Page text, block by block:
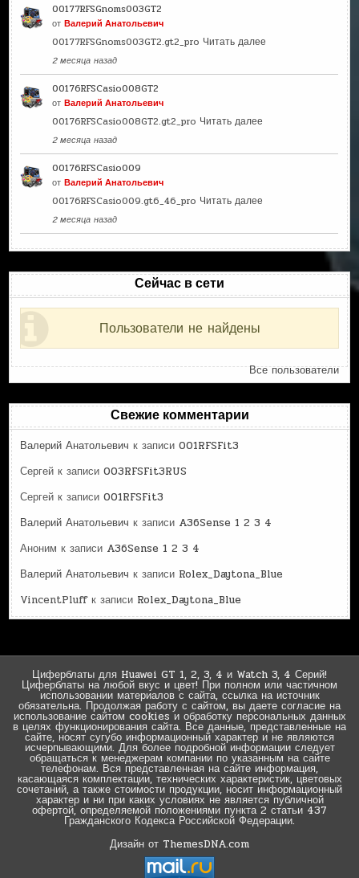
00177RFSGnoms003GT2
отВалерий Анатольевич
00177RFSGnoms003GT2.gt2_pro Читать далее
2 месяца назад
00176RFSCasio008GT2
отВалерий Анатольевич
00176RFSCasio008GT2.gt2_pro Читать далее
2 месяца назад
00176RFSCasio009
отВалерий Анатольевич
00176RFSCasio009.gt6_46_pro Читать далее
2 месяца назад
Сейчас в сети
Пользователи не найдены
Все пользователи
Свежие комментарии
Валерий Анатольевич к записи001RFSFit3
Сергей к записи003RFSFit3RUS
Сергей к записи001RFSFit3
Валерий Анатольевич к записи A36Sense 1 2 3 4
Аноним к записи A36Sense 1 2 3 4
Валерий Анатольевич к записи Rolex_Daytona_Blue
VincentPluffк записи Rolex_Daytona_Blue
Циферблаты для Huawei GT 1, 2, 3, 4 и Watch 3, 4 Серий!
Циферблаты на любой вкус и цвет! При полном или частичном
использовании материалов с сайта, ссылка на источник
обязательна. Продолжая работу с сайтом, вы даете согласие на
использование сайтом cookies и обработку персональных данных
в целях функционирования сайта. Все данные, представленные на
сайте, носят сугубо информационный характер и не являются
исчерпывающими. Для более подробной информации следует
обращаться к менеджерам компании по указанным на сайте
телефонам. Вся представленная на сайте информация,
касающаяся комплектации, технических характеристик, цветовых
сочетаний, а также стоимости продукции, носит информационный
характер и ни при каких условиях не является публичной
офертой, определяемой положениями пункта 2 статьи 437
Гражданского Кодекса Российской Федерации.
Дизайн от ThemesDNA.com